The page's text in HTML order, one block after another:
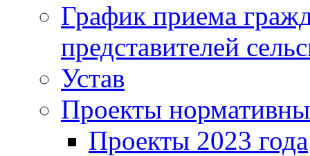
График приема
представителей
Устав
Проекты
Проекты 2023 года